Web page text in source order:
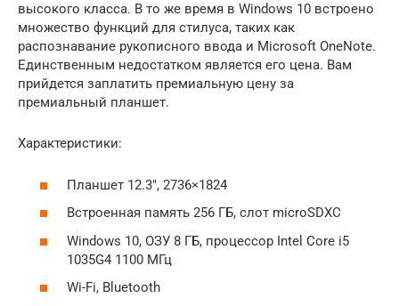
высокого класса. В то же время в Windows 10 встроено
множество функций для стилуса, таких как
распознавание рукописного ввода и Microsoft OneNote.
Единственным недостатком является его цена. Вам
прийдется заплатить премиальную цену за
премиальный планшет.
Характеристики:
Планшет 12.3″, 2736×1824
Встроенная память 256 ГБ, слот microSDXC
Windows 10, ОЗУ 8 ГБ, процессор Intel Core i5
1035G4 1100 МГц
Wi-Fi, Bluetooth